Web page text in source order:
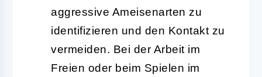
aggressive Ameisenarten zu
identifizieren und den Kontakt zu
vermeiden. Bei der Arbeit im
Freien oder beim Spielen im